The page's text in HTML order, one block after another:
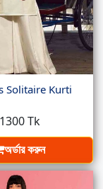
Solitaire Kurti
1300 Tk
অর্ডার করুন